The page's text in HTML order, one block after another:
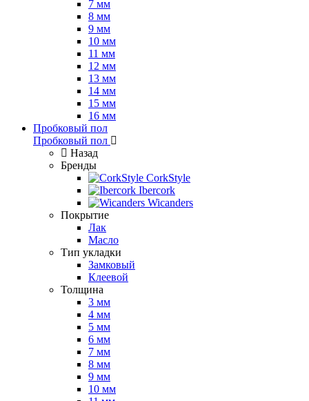
7 мм
8 мм
9 мм
10 мм
11 мм
12 мм
13 мм
14 мм
15 мм
16 мм
Пробковый пол
Пробковый пол
Назад
Бренды
CorkStyle
Ibercork
Wicanders
Покрытие
Лак
Масло
Тип укладки
Замковый
Клеевой
Толщина
3 мм
4 мм
5 мм
6 мм
7 мм
8 мм
9 мм
10 мм